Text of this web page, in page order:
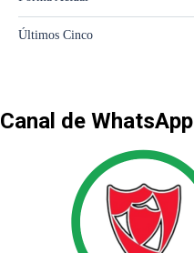
Canal de WhatsApp